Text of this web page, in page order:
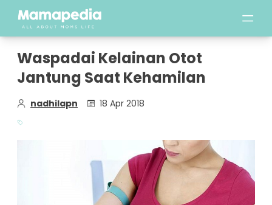
Waspadai Kelainan Otot
Jantung Saat Kehamilan
nadhilapn 18 Apr 2018